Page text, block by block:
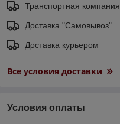
Транспортная компания
Доставка "Самовывоз"
Доставка курьером
Все условия доставки
Условия оплаты